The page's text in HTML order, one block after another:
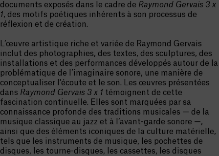
documents exposés dans le cadre de Raymond Gervais 3 x
1, des motifs poétiques inhérents à son processus de
réflexion et de création.
L’œuvre artistique riche et variée de Raymond Gervais
inclut des photographies, des textes, des sculptures, des
installations et des performances développés autour de la
problématique de l’imaginaire sonore, une manière de
conceptualiser l’écoute et le son. Les œuvres présentées
dans Raymond Gervais 3 x 1 témoignent de cette
fascination continuelle. Elles sont marquées par sa
connaissance profonde des traditions musicales — de la
musique classique au jazz et à l’avant-garde sonore —,
ainsi que des éléments iconiques de la culture matérielle,
tels que les instruments de musique, les pochettes de
disques, les tourne-disques, les cassettes, les disques